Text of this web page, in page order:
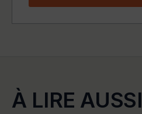
À LIRE AUSSI